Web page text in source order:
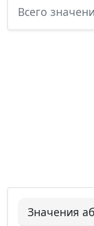
Всего
Значения